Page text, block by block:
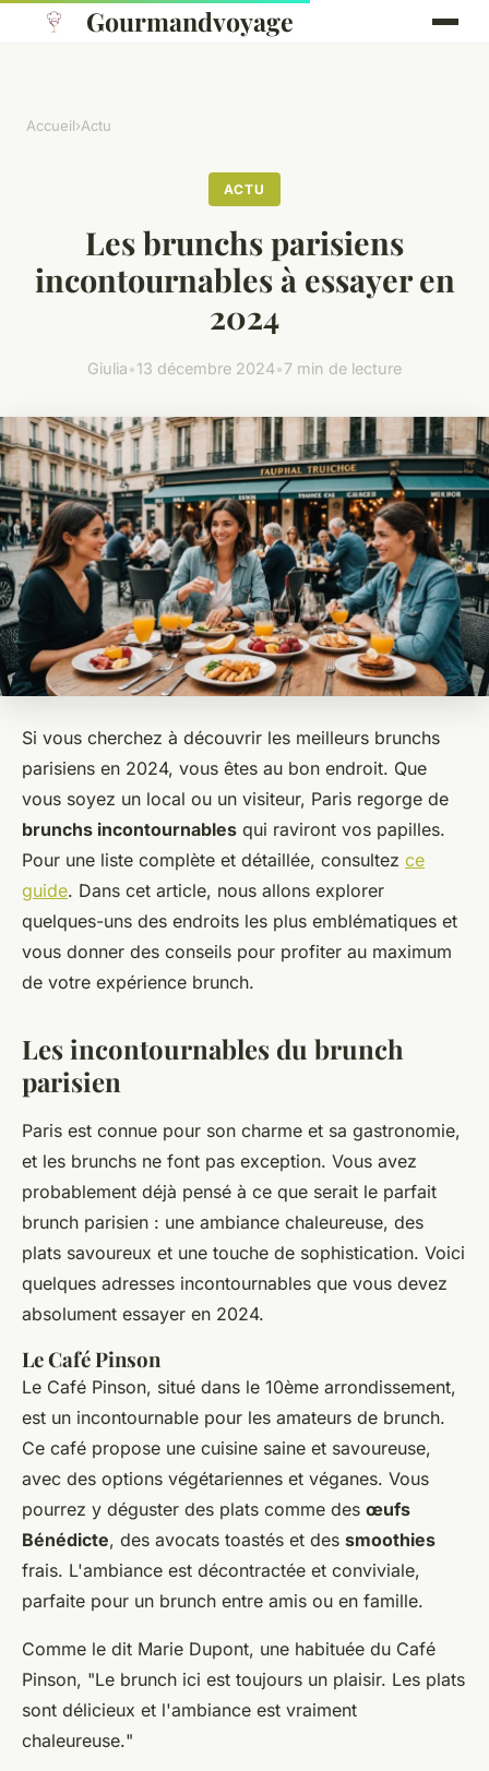
Gourmandvoyage
Accueil›Actu
ACTU
Les brunchs parisiens
incontournables à essayer en
2024
Giulia•13 décembre 2024•7 min de lecture
Si vous cherchez à découvrir les meilleurs brunchs
parisiens en 2024, vous êtes au bon endroit. Que
vous soyez un local ou un visiteur, Paris regorge de
brunchs incontournables qui raviront vos papilles.
Pour une liste complète et détaillée, consultez ce
guide. Dans cet article, nous allons explorer
quelques-uns des endroits les plus emblématiques et
vous donner des conseils pour profiter au maximum
de votre expérience brunch.
Les incontournables du brunch
parisien
Paris est connue pour son charme et sa gastronomie,
et les brunchs ne font pas exception. Vous avez
probablement déjà pensé à ce que serait le parfait
brunch parisien : une ambiance chaleureuse, des
plats savoureux et une touche de sophistication. Voici
quelques adresses incontournables que vous devez
absolument essayer en 2024.
Le Café Pinson
Le Café Pinson, situé dans le 10ème arrondissement,
est un incontournable pour les amateurs de brunch.
Ce café propose une cuisine saine et savoureuse,
avec des options végétariennes et véganes. Vous
pourrez y déguster des plats comme des œufs
Bénédicte, des avocats toastés et des smoothies
frais. L'ambiance est décontractée et conviviale,
parfaite pour un brunch entre amis ou en famille.
Comme le dit Marie Dupont, une habituée du Café
Pinson, "Le brunch ici est toujours un plaisir. Les plats
sont délicieux et l'ambiance est vraiment
chaleureuse."